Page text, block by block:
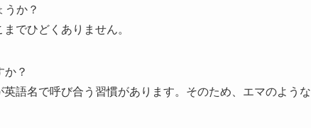
うか？
でひどくありません。
か？
語名で呼び合う習慣があります。そのため、エマのような